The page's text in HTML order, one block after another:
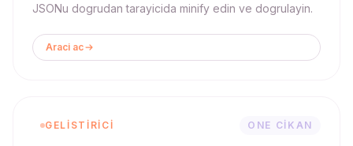
JSONu dogrudan tarayicida minify edin ve dogrulayin.
Araci ac
GELISTIRICI ONE CIKAN